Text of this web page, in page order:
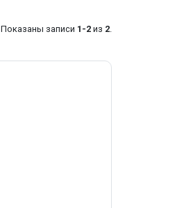
Показаны записи 1-2 из 2.